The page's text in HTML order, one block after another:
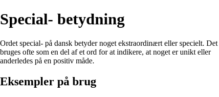
Special- betydning
Ordet special- på dansk betyder noget ekstraordinært eller specielt. Det
bruges ofte som en del af et ord for at indikere, at noget er unikt eller
anderledes på en positiv måde.
Eksempler på brug